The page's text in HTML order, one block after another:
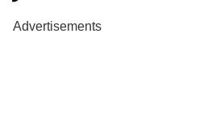
Advertisements